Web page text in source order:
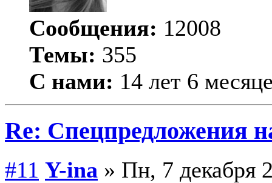
Сообщения: 12008
Темы: 355
С нами: 14 лет 6
Re: Спецпредложения
#11 Y-ina » Пн, 7 декабря